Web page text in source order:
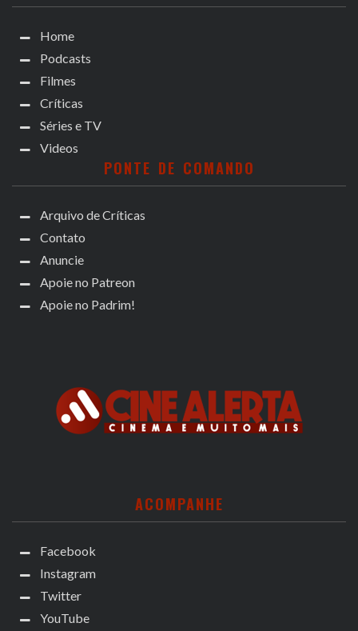
Home
Podcasts
Filmes
Críticas
Séries e TV
Videos
PONTE DE COMANDO
Arquivo de Críticas
Contato
Anuncie
Apoie no Patreon
Apoie no Padrim!
ACOMPANHE
Facebook
Instagram
Twitter
YouTube